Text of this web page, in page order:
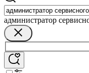
администратор